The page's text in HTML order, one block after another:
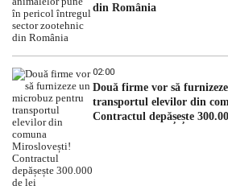
din România
02:00
Două firme vor să
transportul elevilor din
Contractul depășește